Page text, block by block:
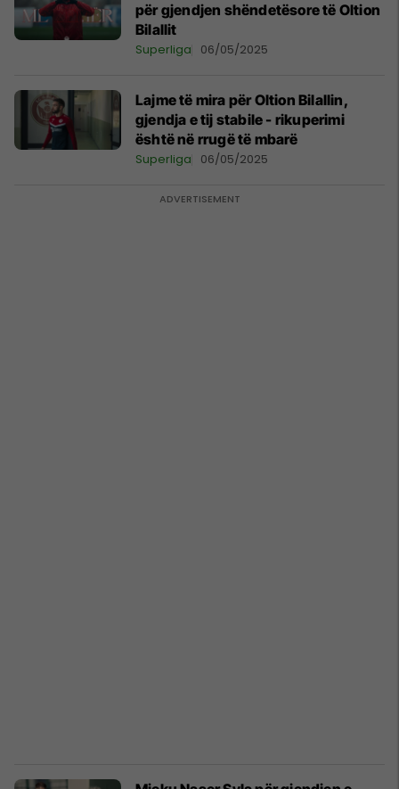
për gjendjen shëndetësore të Oltion
Bilallit
Superliga 06/05/2025
Lajme të mira për Oltion Bilallin,
gjendja e tij stabile - rikuperimi
është në rrugë të mbarë
Superliga 06/05/2025